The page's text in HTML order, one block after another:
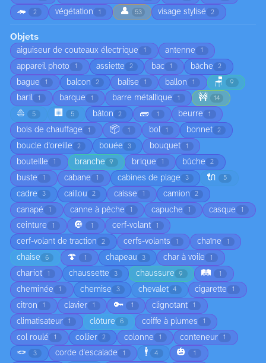
🦔
2 végétation 1 👤 53 visage stylisé 2
Objets
aiguiseur de couteaux électrique 1 antenne 1
appareil photo 1 assiette 2 bac 1 bâche 2
bague 1 balcon 2 balise 1 ballon 1 🪑 9
baril 1 barque 1 barre métallique 1 🚧 14
⛵ 5 🏢 5 bâton 2 🧱 1 beurre 1
bois de chauffage 1 📦 1 bol 1 bonnet 2
boucle d'oreille 2 bouée 3 bouquet 1
bouteille 1 branche 9 brique 1 bûche 2
buste 1 cabane 1 cabines de plage 3 🔌 5
cadre 3 caillou 2 caisse 1 camion 2
canapé 1 canne à pêche 1 capuche 1 casque 1
ceinture 1 🔘 1 cerf-volant 1
cerf-volant de traction 2 cerfs-volants 1 chaîne 1
chaise 6 🍄 1 chapeau 3 char à voile 1
chariot 1 chaussette 3 chaussure 9 🛤️ 1
cheminée 1 chemise 3 chevalet 4 cigarette 1
citron 1 clavier 1 🔑 1 clignotant 1
climatisateur 1 clôture 6 coiffe à plumes 1
col roulé 1 collier 2 colonne 1 conteneur 1
🪢 3 corde d'escalade 1 🕴️ 4 🎃 1